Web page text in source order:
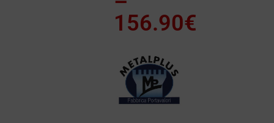
156.90€
od
do
156.90€